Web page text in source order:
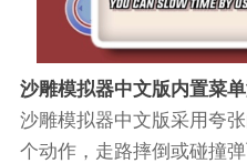
沙雕模拟器中文版内置菜
沙雕模拟器中文版采用夸
个动作，走路摔倒或碰撞